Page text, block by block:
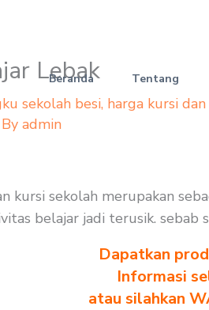
Beranda Tentang
Lebak
sekolah besi, harga kursi
admin
kursi sekolah merupakan
belajar jadi terusik.
Dapatkan
Informasi
atau silahkan